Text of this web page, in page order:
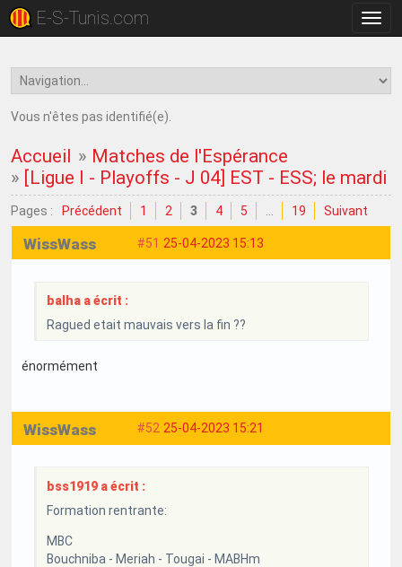
la
E-S-Tunis.com
Vous n'êtes pas identifié(e).
Accueil » Matches de l'Espérance
» [Ligue I - Playoffs - J 04] EST - ESS; le mardi
Pages : Précédent 1 2 3 4 5 19 Suivant
#51 25-04-2023 15:13
WissWass
balha a écrit :
Ragued etait mauvais vers la fin ??
énormément
#52 25-04-2023 15:21
WissWass
bss1919 a écrit :
Formation rentrante:
MBC
Bouchniba - Meriah - Tougai - MABHm